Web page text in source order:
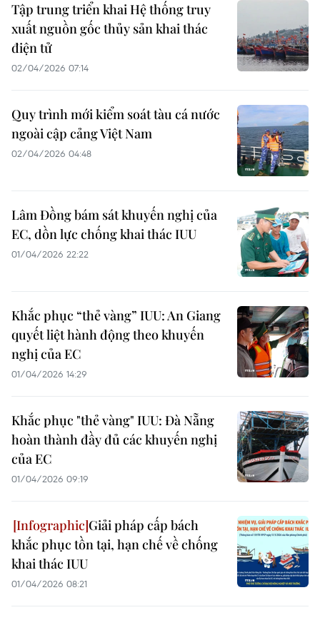
Tập trung triển khai Hệ thống truy
xuất nguồn gốc thủy sản khai thác
điện tử
02/04/2026 07:14
Quy trình mới kiểm soát tàu cá nước
ngoài cập cảng Việt Nam
02/04/2026 04:48
Lâm Đồng bám sát khuyến nghị của
EC, dồn lực chống khai thác IUU
01/04/2026 22:22
Khắc phục “thẻ vàng” IUU: An Giang
quyết liệt hành động theo khuyến
nghị của EC
01/04/2026 14:29
Khắc phục "thẻ vàng" IUU: Đà Nẵng
hoàn thành đầy đủ các khuyến nghị
của EC
01/04/2026 09:19
Giải pháp cấp bách
khắc phục tồn tại, hạn chế về chống
khai thác IUU
01/04/2026 08:21